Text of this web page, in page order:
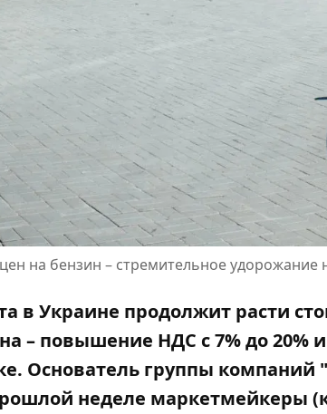
на бензин – стремительное удорожание
в Украине продолжит расти
– повышение НДС с 7% до 20%
Основатель группы
неделе маркетмейкеры